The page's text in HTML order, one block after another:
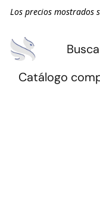
Los precios mostrados
Catálogo